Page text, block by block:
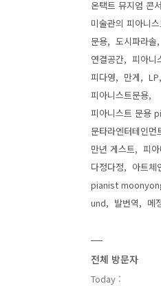
온택트 뮤지엄 콘
미술관의 피아니
문용
도시파라솔
연결공간
피아니
피다영
만게 LP
피아니스트문용
피아니스트 문용
문타라엔터테인먼
만년 게스트
피
다정다정
아트체
pianist
und
발번역 메
전체 방문자
Today :